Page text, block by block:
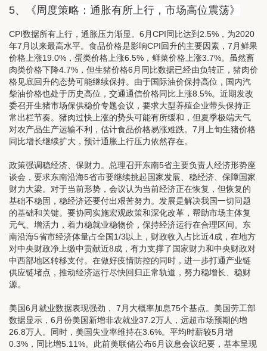
5、《周度策略：通胀有所上行，市场高位震荡》
CPI数据所有上行，通胀压力渐显。 6月CPI同比达到2.5%，为2020
年7月以来最高水平。食品价格是影响CPI回升的主要因素，7月鲜果
价格上涨19.0%，蛋类价格上涨6.5%，鲜菜价格上涨3.7%。虽然畜
肉类价格下降4.7%，但生猪价格6月同比数据已经由负转正，猪肉价
格见底回升的态势可能继续保持。由于国际油价保持高位，国内汽
柴油价格也处于历史高位，交通通信价格同比上涨8.5%。近期发改
委召开生猪市场保供稳价专题会议，要求大型养殖企业带头保持正
常出栏节奏。猪肉过快上涨的势头可能有所缓和，但夏季极端天气
对农产品生产运输不利，估计食品价格易涨难跌。7月上旬生猪价格
同比增长继续扩大，预计通胀上行压力依然存在。
政策强调稳经济、保财力。 总理召开东南5省主要负责人经济形势座
谈会，要求东南沿海5省市要继续挑起国家发展、稳经济、保障国家
财力大梁。对于当前形势，会议认为当前经济正在恢复，但恢复的
基础不稳固，稳经济还要付出艰苦努力。发展是解决我国一切问题
的基础和关键。要协同实施宏观政策和深化改革，帮助市场主体复
元气、增活力，着力稳就业稳物价，保持经济运行在合理区间。东
南沿海5省市经济体量占全国1/3以上，财政收入占比近4成，在地方
对中央财政净上缴中贡献近8成，有力支撑了国家财力和中央财政对
中西部地区转移支付。在做好疫情防控的同时，进一步打通产业链
供应链堵点，推动经济运行尽快回归正常轨道，努力稳增长、稳财
源。
美国6月就业数据表现强劲， 7月大概率加息75个基点。 美国劳工部
数据显示，6月份美国新增非农就业37.2万人，远超市场预期的增
26.8万人。同时，美国失业率维持在3.6%。平均时薪较5月增
0.3%，同比增5.11%。此前美联储公布6月议息会议纪要，基本呈现